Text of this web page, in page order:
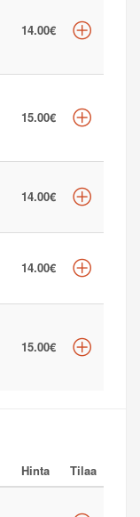
14.00€
15.00€
14.00€
14.00€
15.00€
Hinta Tilaa